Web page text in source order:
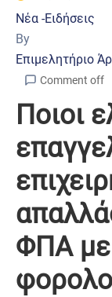
Νέα -Ειδήσεις
By
Επιμελητήριο
Comment off
Ποιοι
ΦΠΑ με